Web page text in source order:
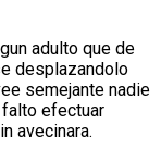
adulto que de
desplazandolo
semejante nadie
efectuar
avecinara.